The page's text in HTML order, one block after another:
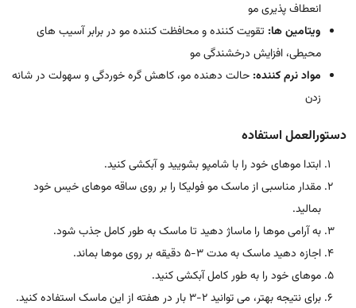
انعطاف پذیری مو
ویتامین ها: تقویت کننده و محافظت کننده مو در برابر آسیب های
محیطی، افزایش درخشندگی مو
مواد نرم کننده: حالت دهنده مو، کاهش گره خوردگی و سهولت در شانه
زدن
دستورالعمل استفاده
ابتدا موهای خود را با شامپو بشویید و آبکشی کنید.
مقدار مناسبی از ماسک مو فولیکا را بر روی ساقه موهای خیس خود
بمالید.
به آرامی موها را ماساژ دهید تا ماسک به طور کامل جذب شود.
اجازه دهید ماسک به مدت 3-5 دقیقه بر روی موها بماند.
موهای خود را به طور کامل آبکشی کنید.
برای نتیجه بهتر، می توانید 2-3 بار در هفته از این ماسک استفاده کنید.